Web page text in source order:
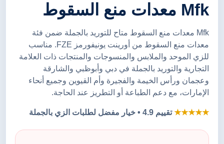
Mfk معدات منع السقوط
Mfk معدات منع السقوط متاح للتوريد بالجملة ضمن فئة
معدات منع السقوط من أورينت يونيفورمز FZE. مناسب
للزي الموحد والملابس والمنسوجات والمنتجات ذات العلامة
التجارية والتوريد بالجملة في دبي وأبوظبي والشارقة
وعجمان ورأس الخيمة والفجيرة وأم القيوين وجميع أنحاء
الإمارات، مع دعم الطباعة أو التطريز عند الحاجة.
★★★★★تقييم 4.9 • خيار مفضل لطلبات الزي بالجملة